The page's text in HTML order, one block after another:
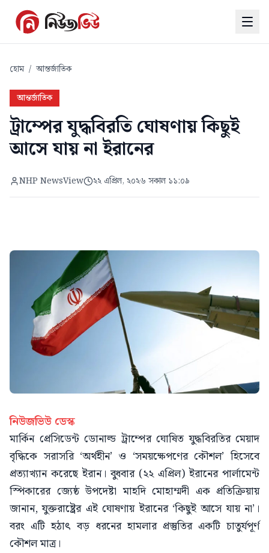
হোম / আন্তর্জাতিক
আন্তর্জাতিক
ট্রাম্পের যুদ্ধবিরতি ঘোষণায় কিছুই
আসে যায় না ইরানের
NHP NewsView ২২ এপ্রিল, ২০২৬ সকাল ১১:০৯
নিউজভিউ ডেস্ক
মার্কিন প্রেসিডেন্ট ডোনাল্ড ট্রাম্পের ঘোষিত যুদ্ধবিরতির মেয়াদ
বৃদ্ধিকে সরাসরি ‘অর্থহীন’ ও ‘সময়ক্ষেপণের কৌশল’ হিসেবে
প্রত্যাখ্যান করেছে ইরান। বুধবার (২২ এপ্রিল) ইরানের পার্লামেন্ট
স্পিকারের জ্যেষ্ঠ উপদেষ্টা মাহদি মোহাম্মদী এক প্রতিক্রিয়ায়
জানান, যুক্তরাষ্ট্রের এই ঘোষণায় ইরানের ‘কিছুই আসে যায় না’।
বরং এটি হঠাৎ বড় ধরনের হামলার প্রস্তুতির একটি চাতুর্যপূর্ণ
কৌশল মাত্র।